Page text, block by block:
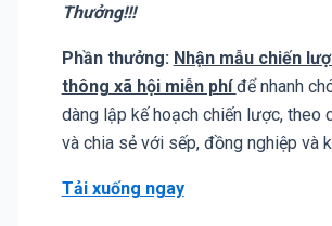
Thưởng!!!
Phần thưởng: Nhận mẫu chiến
thông xã hội miễn phíđể nhanh
dàng lập kế hoạch chiến lược, theo
và chia sẻ với sếp, đồng nghiệp và
Tải xuống ngay